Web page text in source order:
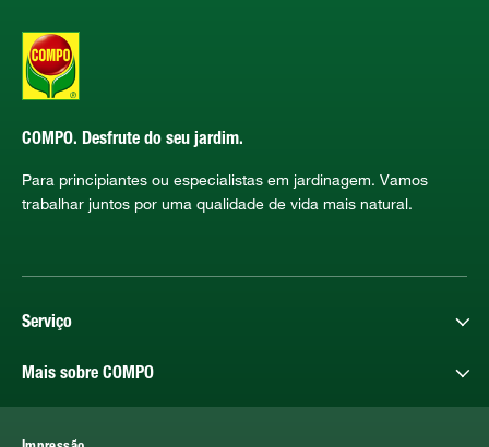
COMPO. Desfrute do seu jardim.
Para principiantes ou especialistas em jardinagem. Vamos
trabalhar juntos por uma qualidade de vida mais natural.
Serviço
Mais sobre COMPO